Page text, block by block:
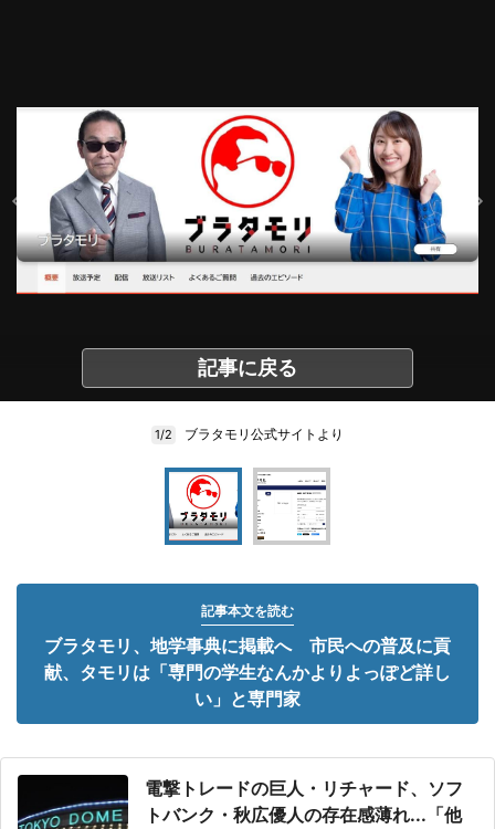
記事に戻る
1/2 ブラタモリ公式サイトより
記事本文を読む
ブラタモリ、地学事典に掲載へ 市民への普及に貢
献、タモリは「専門の学生なんかよりよっぽど詳し
い」と専門家
電撃トレードの巨人・リチャード、ソフ
トバンク・秋広優人の存在感薄れ...「他